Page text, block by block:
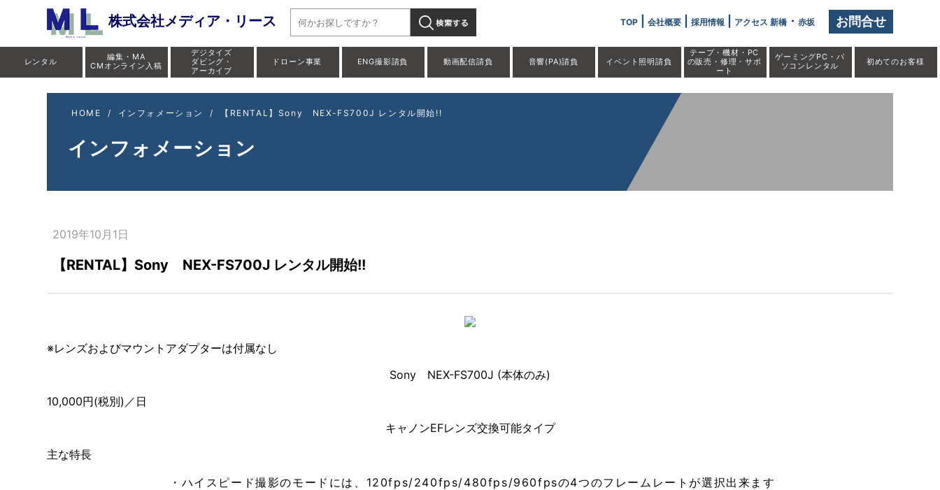
株式会社メディア・リース お問合せ
TOP| 会社概要| 採用情報 アクセス 新橋・ 赤坂
レンタル
編集・MA
CMオンライン入稿
デジタイズ
ダビング・
アーカイブ
ドローン事業 ENG撮影請負 動画配信請負 音響(PA)請負 イベント照明請負
テープ・機材・PC
の販売・修理・サポ
ート
ゲーミングPC・パ
ソコンレンタル
初めてのお客様
HOME / インフォメーション / 【RENTAL】Sony NEX-FS700J レンタル開始!!
インフォメーション
2019年10月1日
【RENTAL】Sony NEX-FS700J レンタル開始!!
※レンズおよびマウントアダプターは付属なし
Sony NEX-FS700J (本体のみ)
10,000円(税別)／日
キャノンEFレンズ交換可能タイプ
主な特長
・ハイスピード撮影のモードには、120fps/240fps/480fps/960fpsの4つのフレームレートが選択出来ます